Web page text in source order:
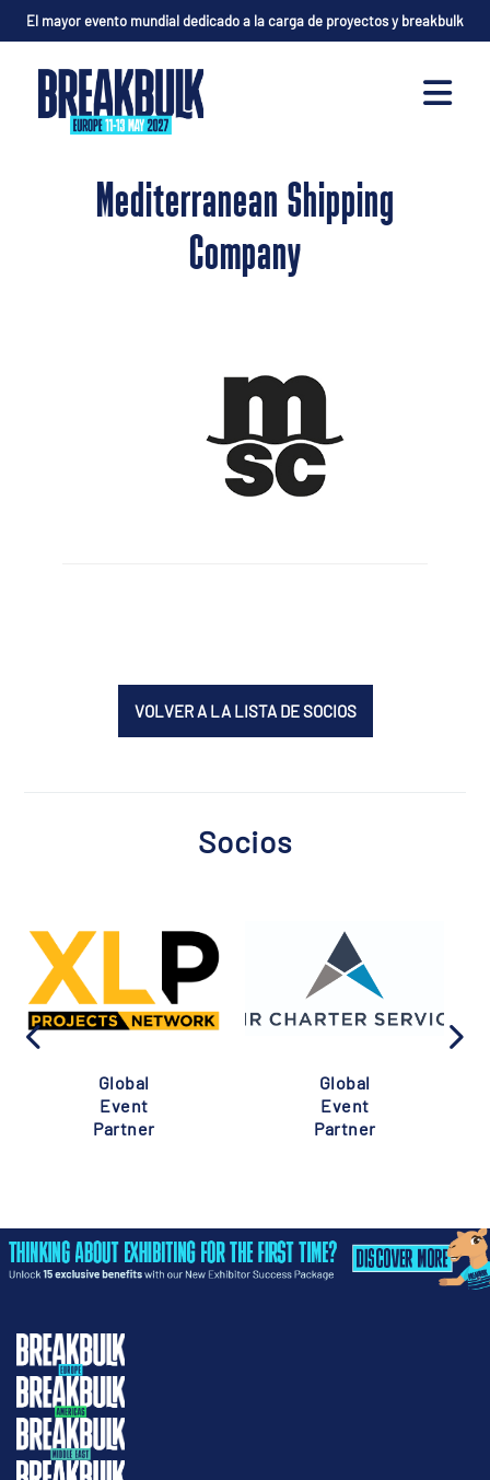
El mayor evento mundial dedicado a la carga de proyectos y breakbulk
Mediterranean Shipping
Company
VOLVER A LA LISTA DE SOCIOS
Socios
Global
Event
Partner
Global
Event
Partner